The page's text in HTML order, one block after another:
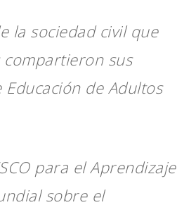
la sociedad civil que
compartieron sus
de Adultos
para el Aprendizaje
sobre el